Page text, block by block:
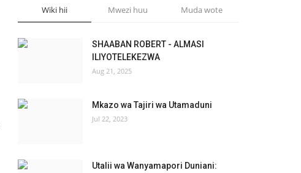
Wiki hii Mwezi huu Muda wote
SHAABAN ROBERT - ALMASI
ILIYOTELEKEZWA
Aug 21, 2025
Mkazo wa Tajiri wa Utamaduni
Jul 22, 2023
Utalii wa Wanyamapori Duniani: